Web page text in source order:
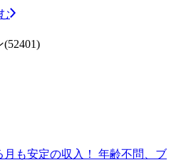
月も安定の収入！ 年齢不問、ブ